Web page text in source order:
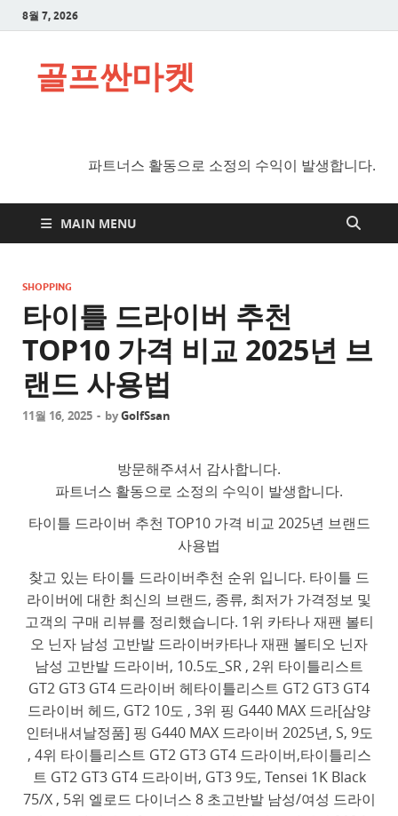
8월 7, 2026
골프싼마켓
파트너스 활동으로 소정의 수익이 발생합니다.
MAIN MENU
SHOPPING
타이틀 드라이버 추천
TOP10 가격 비교 2025년 브
랜드 사용법
11월 16, 2025 - byGolfSsan
방문해주셔서 감사합니다.
파트너스 활동으로 소정의 수익이 발생합니다.
타이틀 드라이버 추천 TOP10 가격 비교 2025년 브랜드
사용법
찾고 있는 타이틀 드라이버추천 순위 입니다. 타이틀 드
라이버에 대한 최신의 브랜드, 종류, 최저가 가격정보 및
고객의 구매 리뷰를 정리했습니다. 1위 카타나 재팬 볼티
오 닌자 남성 고반발 드라이버카타나 재팬 볼티오 닌자
남성 고반발 드라이버, 10.5도_SR , 2위 타이틀리스트
GT2 GT3 GT4 드라이버 헤타이틀리스트 GT2 GT3 GT4
드라이버 헤드, GT2 10도 , 3위 핑 G440 MAX 드라[삼양
인터내셔날정품] 핑 G440 MAX 드라이버 2025년, S, 9도
, 4위 타이틀리스트 GT2 GT3 GT4 드라이버,타이틀리스
트 GT2 GT3 GT4 드라이버, GT3 9도, Tensei 1K Black
75/X , 5위 엘로드 다이너스 8 초고반발 남성/여성 드라이